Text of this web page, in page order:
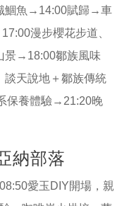
鯝魚→14:00賦歸→車
漫步櫻花步道、
景→18:00鄒族風味
天說地＋鄒族傳統
保養體驗→21:20晚
納部落
愛玉DIY開場，親